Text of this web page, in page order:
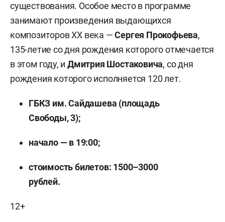
существования. Особое место в программе
занимают произведения выдающихся
композиторов XX века —Сергея Прокофьева,
135-летие со дня рождения которого отмечается
в этом году, иДмитрия Шостаковича, со дня
рождения которого исполняется 120 лет.
ГБКЗ им. Сайдашева (площадь
Свободы, 3);
начало — в 19:00;
стоимость билетов: 1500–3000
рублей.
12+